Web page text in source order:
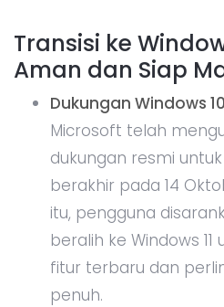
Transisi ke
Aman dan Siap
Dukungan Windows
Microsoft telah
dukungan resmi
berakhir pada 14
itu, pengguna
beralih ke Windows
fitur terbaru dan
penuh.